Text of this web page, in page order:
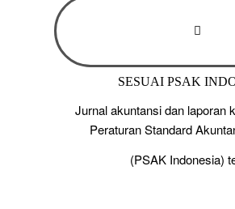
SESUAI PSAK
Jurnal akuntansi dan laporan
Peraturan Standard
(PSAK Indonesia)